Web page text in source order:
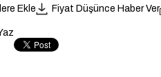
Ekle Fiyat Düşünce Haber Ver